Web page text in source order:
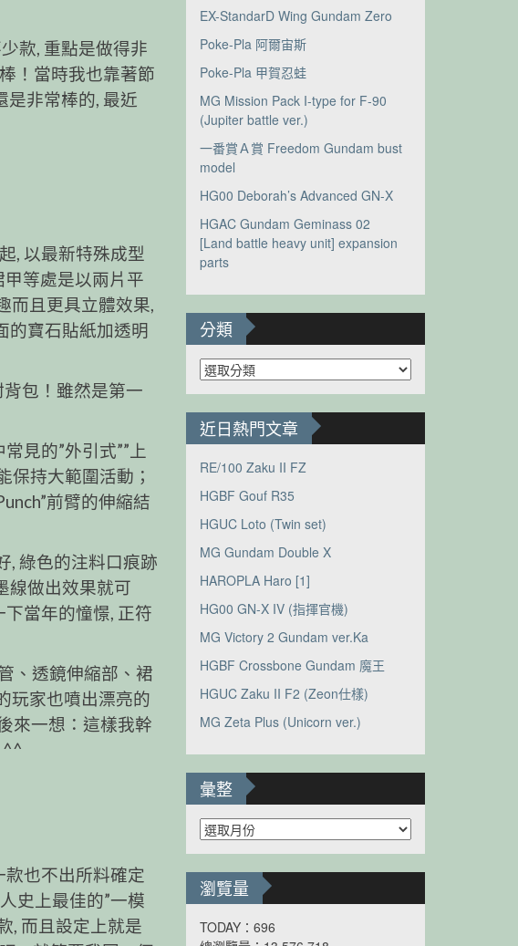
款, 重點是做得非
！當時我也靠著節
是非常棒的, 最近
, 以最新特殊成型
等處是以兩片平
而且更具立體效果,
的寶石貼紙加透明
包！雖然是第一
見的”外引式””上
保持大範圍活動；
前臂的伸縮結
, 綠色的注料口痕跡
線做出效果就可
當年的憧憬, 正符
、透鏡伸縮部、裙
玩家也噴出漂亮的
來一想：這樣我幹
^^
也不出所料確定
史上最佳的”一模
, 而且設定上就是
EX-StandarD Wing Gundam Zero
Poke-Pla 阿爾宙斯
Poke-Pla 甲賀忍蛙
MG Mission Pack I-type for F-90
(Jupiter battle ver.)
一番賞Ａ賞 Freedom Gundam bust
model
HG00 Deborah’s Advanced GN-X
HGAC Gundam Geminass 02
[Land battle heavy unit] expansion
parts
分類
分
類
近日熱門文章
RE/100 Zaku II FZ
HGBF Gouf R35
HGUC Loto (Twin set)
MG Gundam Double X
HAROPLA Haro [1]
HG00 GN-X IV (指揮官機)
MG Victory 2 Gundam ver.Ka
HGBF Crossbone Gundam 魔王
HGUC Zaku II F2 (Zeon仕樣)
MG Zeta Plus (Unicorn ver.)
彙整
彙
整
瀏覽量
TODAY：696